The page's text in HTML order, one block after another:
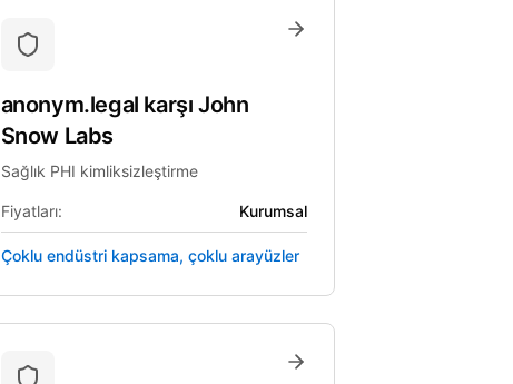
anonym.legal karşı John
Snow Labs
Sağlık PHI kimliksizleştirme
Fiyatları: Kurumsal
Çoklu endüstri kapsama, çoklu arayüzler